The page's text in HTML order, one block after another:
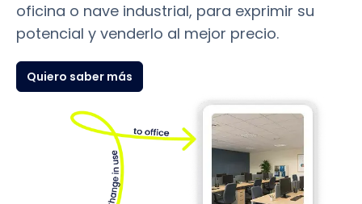
oficina o nave industrial, para exprimir su
potencial y venderlo al mejor precio.
Quiero saber más